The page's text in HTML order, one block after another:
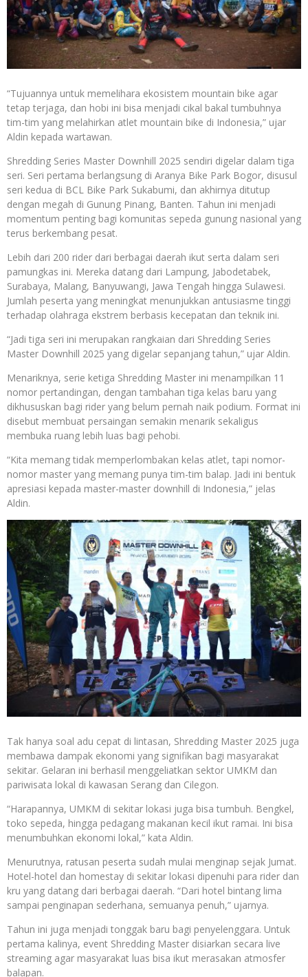
“Tujuannya untuk memelihara ekosistem mountain bike agar
tetap terjaga, dan hobi ini bisa menjadi cikal bakal tumbuhnya
tim-tim yang melahirkan atlet mountain bike di Indonesia,” ujar
Aldin kepada wartawan.
Shredding Series Master Downhill 2025 sendiri digelar dalam tiga
seri. Seri pertama berlangsung di Aranya Bike Park Bogor, disusul
seri kedua di BCL Bike Park Sukabumi, dan akhirnya ditutup
dengan megah di Gunung Pinang, Banten. Tahun ini menjadi
momentum penting bagi komunitas sepeda gunung nasional yang
terus berkembang pesat.
Lebih dari 200 rider dari berbagai daerah ikut serta dalam seri
pamungkas ini. Mereka datang dari Lampung, Jabodetabek,
Surabaya, Malang, Banyuwangi, Jawa Tengah hingga Sulawesi.
Jumlah peserta yang meningkat menunjukkan antusiasme tinggi
terhadap olahraga ekstrem berbasis kecepatan dan teknik ini.
“Jadi tiga seri ini merupakan rangkaian dari Shredding Series
Master Downhill 2025 yang digelar sepanjang tahun,” ujar Aldin.
Menariknya, serie ketiga Shredding Master ini menampilkan 11
nomor pertandingan, dengan tambahan tiga kelas baru yang
dikhususkan bagi rider yang belum pernah naik podium. Format ini
disebut membuat persaingan semakin menarik sekaligus
membuka ruang lebih luas bagi pehobi.
“Kita memang tidak memperlombakan kelas atlet, tapi nomor-
nomor master yang memang punya tim-tim balap. Jadi ini bentuk
apresiasi kepada master-master downhill di Indonesia,” jelas
Aldin.
Tak hanya soal adu cepat di lintasan, Shredding Master 2025 juga
membawa dampak ekonomi yang signifikan bagi masyarakat
sekitar. Gelaran ini berhasil menggeliatkan sektor UMKM dan
pariwisata lokal di kawasan Serang dan Cilegon.
“Harapannya, UMKM di sekitar lokasi juga bisa tumbuh. Bengkel,
toko sepeda, hingga pedagang makanan kecil ikut ramai. Ini bisa
menumbuhkan ekonomi lokal,” kata Aldin.
Menurutnya, ratusan peserta sudah mulai menginap sejak Jumat.
Hotel-hotel dan homestay di sekitar lokasi dipenuhi para rider dan
kru yang datang dari berbagai daerah. “Dari hotel bintang lima
sampai penginapan sederhana, semuanya penuh,” ujarnya.
Tahun ini juga menjadi tonggak baru bagi penyelenggara. Untuk
pertama kalinya, event Shredding Master disiarkan secara live
streaming agar masyarakat luas bisa ikut merasakan atmosfer
balapan.